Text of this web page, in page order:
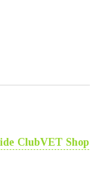
ClubVET Shop